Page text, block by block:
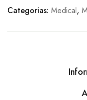
Categorias: Medical,